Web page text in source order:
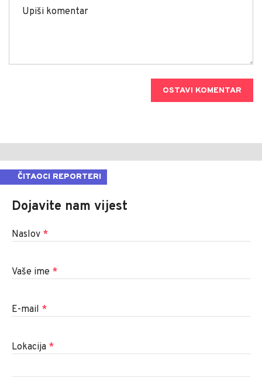
OSTAVI KOMENTAR
ČITAOCI REPORTERI
Dojavite nam vijest
Naslov *
Vaše ime *
E-mail *
Lokacija *